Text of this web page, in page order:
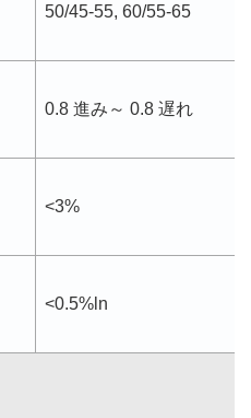
50/45-55, 60/55-65
0.8 進み～ 0.8 遅れ
<3%
<0.5%ln